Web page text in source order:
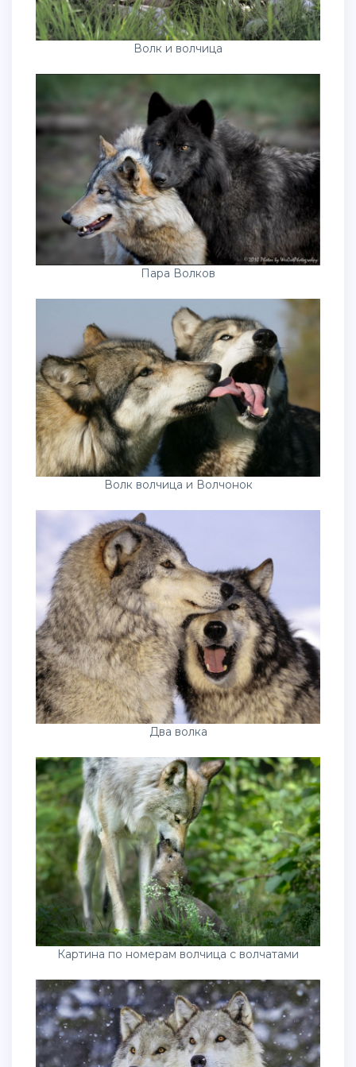
Волк и волчица
Пара Волков
Волк волчица и Волчонок
Два волка
Картина по номерам волчица с волчатами